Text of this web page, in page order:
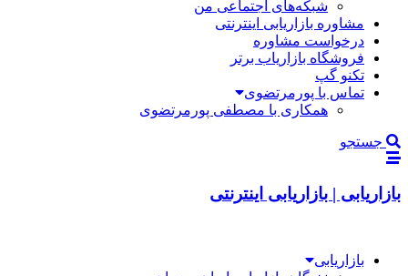
شبکه‌های اجتماعی من
مشاوره بازاریابی اینترنتی
درخواست مشاوره
فروشگاه بازاریاب برتر
تکنو گپ
تماس با پورمرتضوی
همکاری با مصطفی پورمرتضوی
جستجو
بازاریابی | بازاریابی اینترنتی
بازاریابی